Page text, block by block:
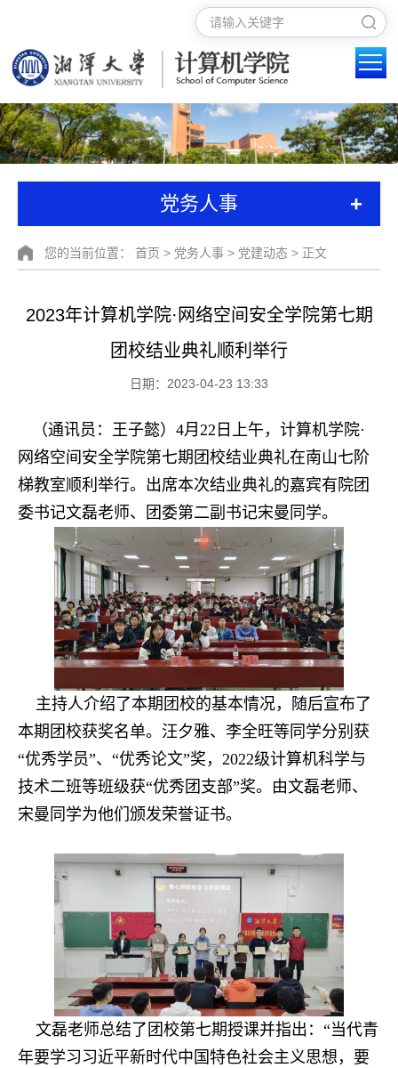
党务人事 +
您的当前位置： 首页 > 党务人事 > 党建动态 > 正文
2023年计算机学院·网络空间安全学院第七期
团校结业典礼顺利举行
日期：2023-04-23 13:33
（通讯员：王子懿）4月22日上午，计算机学院·
网络空间安全学院第七期团校结业典礼在南山七阶
梯教室顺利举行。出席本次结业典礼的嘉宾有院团
委书记文磊老师、团委第二副书记宋曼同学。
主持人介绍了本期团校的基本情况，随后宣布了
本期团校获奖名单。汪夕雅、李全旺等同学分别获
“优秀学员”、“优秀论文”奖，2022级计算机科学与
技术二班等班级获“优秀团支部”奖。由文磊老师、
宋曼同学为他们颁发荣誉证书。
文磊老师总结了团校第七期授课并指出：“当代青
年要学习习近平新时代中国特色社会主义思想，要